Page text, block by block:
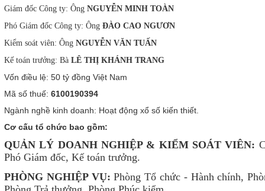
Giám đốc Công ty: Ông NGUYỄN MINH TOÀN
Phó Giám đốc Công ty: Ông ĐÀO CAO NGƯƠN
Kiểm soát viên: Ông NGUYỄN VĂN TUẤN
Kế toán trưởng: Bà LÊ THỊ KHÁNH TRANG
Vốn điều lệ: 50 tỷ đồng Việt Nam
Mã số thuế: 6100190394
Ngành nghề kinh doanh: Hoạt động xổ số kiến thiết.
Cơ cấu tổ chức bao gồm:
QUẢN LÝ DOANH NGHIỆP & KIỂM SOÁT VIÊN:
Phó Giám đốc, Kế toán trưởng.
PHÒNG NGHIỆP VỤ:Phòng Tổ chức - Hành chính,